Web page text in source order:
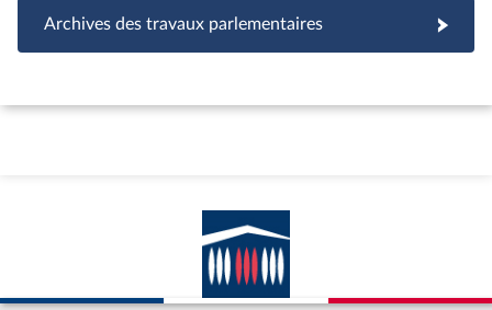
Archives des travaux parlementaires